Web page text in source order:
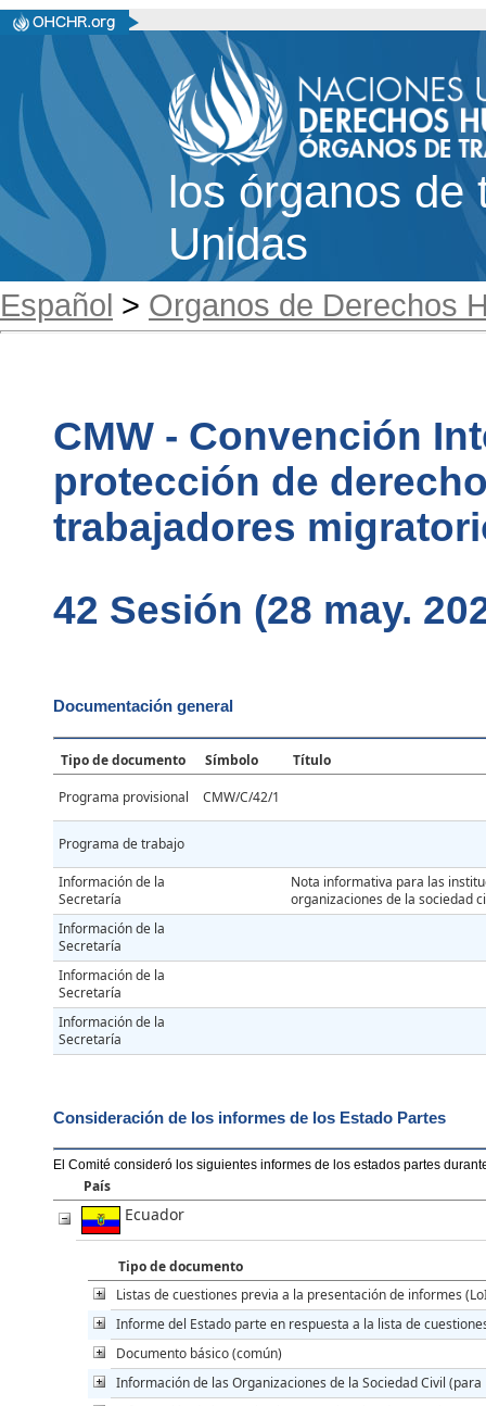
los órganos de
Unidas
Español > Organos de Derechos
CMW - Convención
protección de
trabajadores
42 Sesión (28 may.
Documentación general
Tipo de documento Símbolo
Título
Programa provisional
CMW/C/42/1
Programa de trabajo
Información de la
Secretaría
Nota informativa para las
organizaciones de la sociedad
Información de la
Secretaría
Información de la
Secretaría
Información de la
Secretaría
Consideración de los informes de los Estado Partes
El Comité consideró los siguientes informes de los estados partes
País
Ecuador
Tipo de documento
Listas de cuestiones previa a la presentación de informes
Informe del Estado parte en respuesta a la lista de
Documento básico (común)
Información de las Organizaciones de la Sociedad Civil (para